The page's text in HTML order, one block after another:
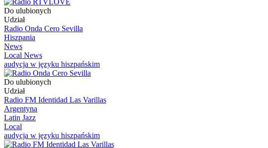
Do ulubionych
Udział
Radio Onda Cero Sevilla
Hiszpania
News
Local News
audycja w języku hiszpańskim
Do ulubionych
Udział
Radio FM Identidad Las Varillas
Argentyna
Latin Jazz
Local
audycja w języku hiszpańskim